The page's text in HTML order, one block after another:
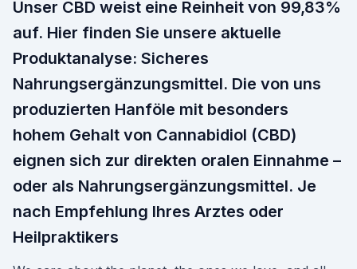
Unser CBD weist eine Reinheit von 99,83%
auf. Hier finden Sie unsere aktuelle
Produktanalyse: Sicheres
Nahrungsergänzungsmittel. Die von uns
produzierten Hanföle mit besonders
hohem Gehalt von Cannabidiol (CBD)
eignen sich zur direkten oralen Einnahme –
oder als Nahrungsergänzungsmittel. Je
nach Empfehlung Ihres Arztes oder
Heilpraktikers